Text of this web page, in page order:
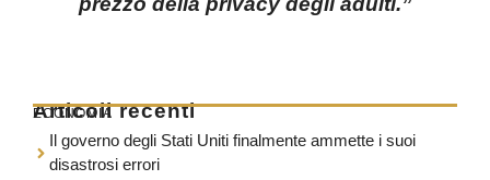
Articoli recenti
ECONOMIA
Il governo degli Stati Uniti finalmente ammette i suoi
disastrosi errori